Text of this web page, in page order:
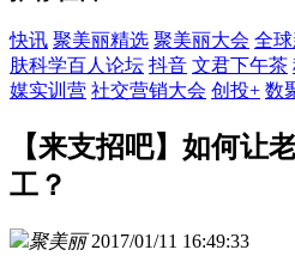
快讯 聚美丽精选 聚美丽大会 全
肤科学百人论坛 抖音 文君下午茶
媒实训营 社交营销大会 创投+ 数
【来支招吧】如何让
工？
聚美丽 2017/01/11 16:49:33